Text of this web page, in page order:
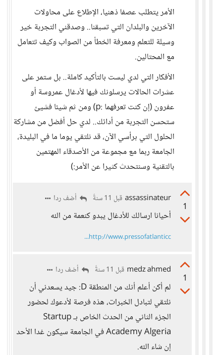
الأمر يتطلب عصفا ذهنيا، الإطلاع على محاولات
الآخرين والبلدان التي تسبقنا.. وصدقني التجربة خير
وسيلة للتعلم ومعرفة الخطأ من الصواب وكيف تتعامل
مع المحتالين.
الأفكار التي لدي ليست بالتأكيد كاملة.. بل ستمر على
عشرات الحالات يرسلونك فيها لأدغال عمروسة أو
عفرون (إن كنت تعرفهما :p) ومن ثم شيئا فشيئ
ستحسن التجربة من أدائك.. لدي حل أفضل من مشاركة
الحلول التي برأسي الآن، قد نلتقي يوما ما في البليدة،
الجامعة ربما مع مجموعة من الأصدقاء المهتمين
بالتقنية وسنتحدث كثيرا عن الأمر:)
1
assassinateur قبل 11 سنةً أضف ردا
أحيانا ارسالك للأدغال يبدو كنعمة من الله
http://www.pressofatlanticc...
1
medz ahmed قبل 11 سنةً أضف ردا
لم أكن أعلم أنك من المنطقة D: جيد يسعدني أن
نلتقي لتبادل الخبرات، هذه فرصة لأدعوك لحضور
الجزء الثاني من الحدث الخاص بـ Startup
Academy Algeria في الجامعة سيكون غدا الأحد
إن شاء الله.